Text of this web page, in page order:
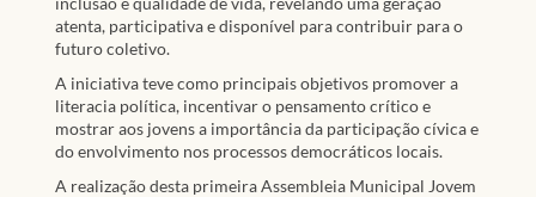
atenta, participativa e disponível para contribuir para o
futuro coletivo.
A iniciativa teve como principais objetivos promover a
literacia política, incentivar o pensamento crítico e
mostrar aos jovens a importância da participação cívica e
do envolvimento nos processos democráticos locais.
A realização desta primeira Assembleia Municipal Jovem